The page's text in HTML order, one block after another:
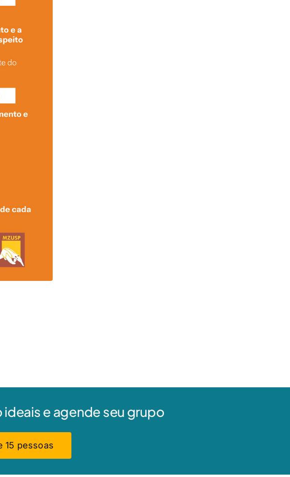
ideais e agende seu grupo
15 pessoas